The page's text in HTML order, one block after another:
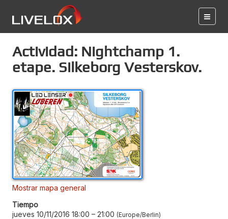
Actividad: Nightchamp 1.
etape. Silkeborg Vesterskov.
Mostrar mapa general
Tiempo
jueves 10/11/2016 18:00 – 21:00 Europe/Berlin